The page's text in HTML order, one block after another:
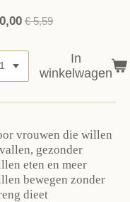
€ 5,59
In
winkelwagen
vrouwen die willen
gezonder
eten en meer
bewegen zonder
dieet